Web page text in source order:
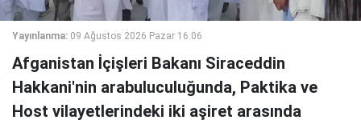
Yayınlanma: 09 Ağustos 2026 Pazar 16:06
Afganistan İçişleri Bakanı Siraceddin
Hakkani'nin arabuluculuğunda, Paktika ve
Host vilayetlerindeki iki aşiret arasında